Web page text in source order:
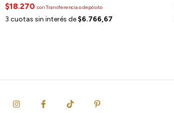
$18.270 conTransferencia o depósito
3 cuotas sin interés de $6.766,67